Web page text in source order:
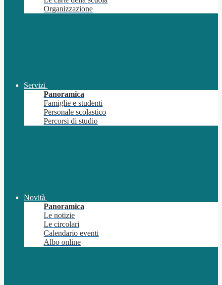
Organizzazione
Servizi
Panoramica
Famiglie e studenti
Personale scolastico
Percorsi di studio
Novità
Panoramica
Le notizie
Le circolari
Calendario eventi
Albo online